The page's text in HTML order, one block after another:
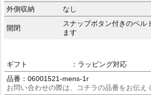
外側収納
なし
開閉
スナップボタン付きのベル
ます
ギフト
：ラッピング対応
品番：06001521-mens-1r
お問い合わせの際は、コチラの品番をお伝え